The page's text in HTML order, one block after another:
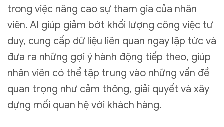
trong việc nâng cao sự tham gia của nhân
viên. AI giúp giảm bớt khối lượng công việc tư
duy, cung cấp dữ liệu liên quan ngay lập tức và
đưa ra những gợi ý hành động tiếp theo, giúp
nhân viên có thể tập trung vào những vấn đề
quan trọng như cảm thông, giải quyết và xây
dựng mối quan hệ với khách hàng.